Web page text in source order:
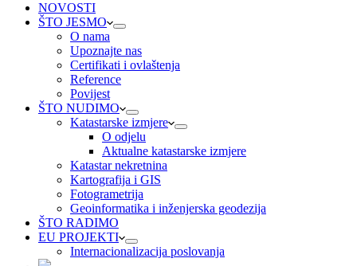
NOVOSTI
ŠTO JESMO
O nama
Upoznajte nas
Certifikati i ovlaštenja
Reference
Povijest
ŠTO NUDIMO
Katastarske izmjere
O odjelu
Aktualne katastarske izmjere
Katastar nekretnina
Kartografija i GIS
Fotogrametrija
Geoinformatika i inženjerska geodezija
ŠTO RADIMO
EU PROJEKTI
Internacionalizacija poslovanja